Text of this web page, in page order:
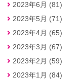
2023年6月 (81)
2023年5月 (71)
2023年4月 (65)
2023年3月 (67)
2023年2月 (59)
2023年1月 (84)